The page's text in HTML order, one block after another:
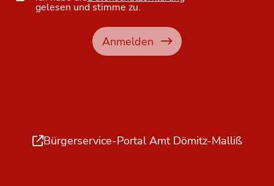
Anmelden
gelesen und stimme zu.
Bürgerservice-Portal Amt Dömitz-Malliß